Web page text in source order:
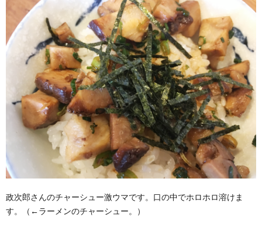
政次郎さんのチャーシュー激ウマです。口の中でホロホロ溶けま
す。（←ラーメンのチャーシュー。）